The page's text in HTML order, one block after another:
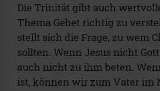
Die Trinität gibt auch
Thema Gebet richtig zu
stellt sich die Frage, zu wem
sollten. Wenn Jesus nicht
auch nicht zu ihm beten.
ist, können wir zum Vater im